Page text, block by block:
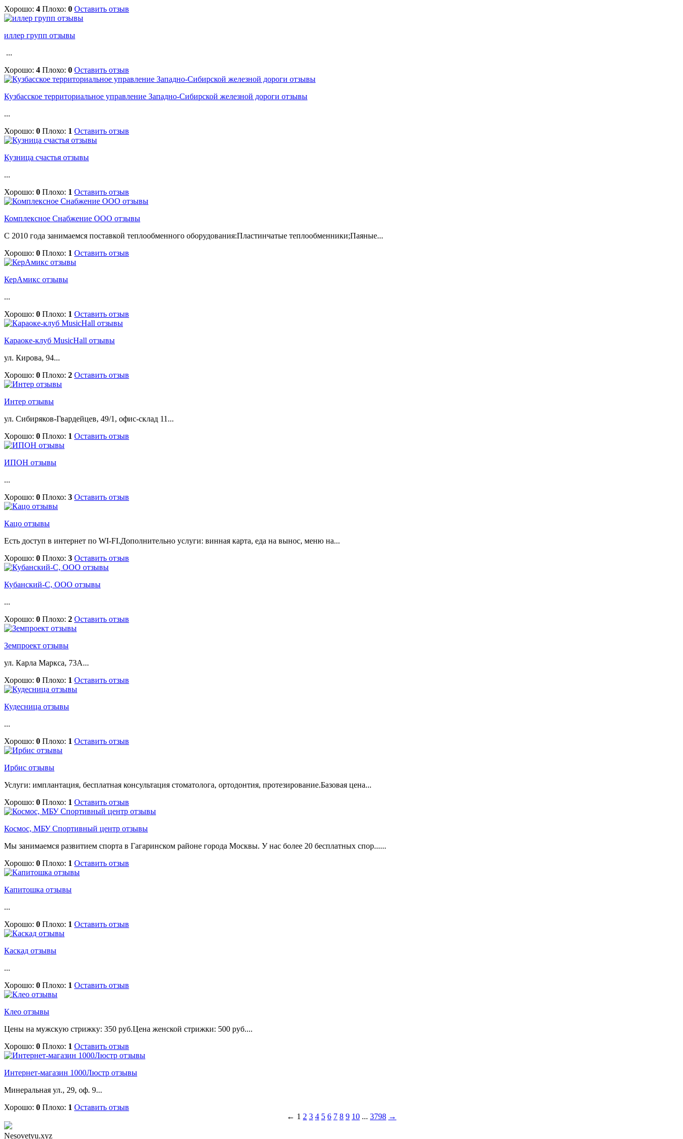
Хорошо: 4 Плохо: 0 Оставить отзыв
иллер групп отзывы
...
Хорошо: 4 Плохо: 0 Оставить отзыв
Кузбасское территориальное управление Западно-Сибирской железной дороги отзывы
...
Хорошо: 0 Плохо: 1 Оставить отзыв
Кузница счастья отзывы
...
Хорошо: 0 Плохо: 1 Оставить отзыв
Комплексное Снабжение ООО отзывы
С 2010 года занимаемся поставкой теплообменного оборудования:Пластинчатые теплообменники;Паяные...
Хорошо: 0 Плохо: 1 Оставить отзыв
КерАмикс отзывы
...
Хорошо: 0 Плохо: 1 Оставить отзыв
Караоке-клуб MusicHall отзывы
ул. Кирова, 94...
Хорошо: 0 Плохо: 2 Оставить отзыв
Интер отзывы
ул. Сибиряков-Гвардейцев, 49/1, офис-склад 11...
Хорошо: 0 Плохо: 1 Оставить отзыв
ИПОН отзывы
...
Хорошо: 0 Плохо: 3 Оставить отзыв
Кацо отзывы
Есть доступ в интернет по WI-FI.Дополнительно услуги: винная карта, еда на вынос, меню на...
Хорошо: 0 Плохо: 3 Оставить отзыв
Кубанский-С, ООО отзывы
...
Хорошо: 0 Плохо: 2 Оставить отзыв
Земпроект отзывы
ул. Карла Маркса, 73А...
Хорошо: 0 Плохо: 1 Оставить отзыв
Кудесница отзывы
...
Хорошо: 0 Плохо: 1 Оставить отзыв
Ирбис отзывы
Услуги: имплантация, бесплатная консультация стоматолога, ортодонтия, протезирование.Базовая цена...
Хорошо: 0 Плохо: 1 Оставить отзыв
Космос, МБУ Спортивный центр отзывы
Мы занимаемся развитием спорта в Гагаринском районе города Москвы. У нас более 20 бесплатных спор......
Хорошо: 0 Плохо: 1 Оставить отзыв
Капитошка отзывы
...
Хорошо: 0 Плохо: 1 Оставить отзыв
Каскад отзывы
...
Хорошо: 0 Плохо: 1 Оставить отзыв
Клео отзывы
Цены на мужскую стрижку: 350 руб.Цена женской стрижки: 500 руб....
Хорошо: 0 Плохо: 1 Оставить отзыв
Интернет-магазин 1000Люстр отзывы
Минеральная ул., 29, оф. 9...
Хорошо: 0 Плохо: 1 Оставить отзыв
← 1 2 3 4 5 6 7 8 9 10 ... 3798 →
Nesovetyu.xyz